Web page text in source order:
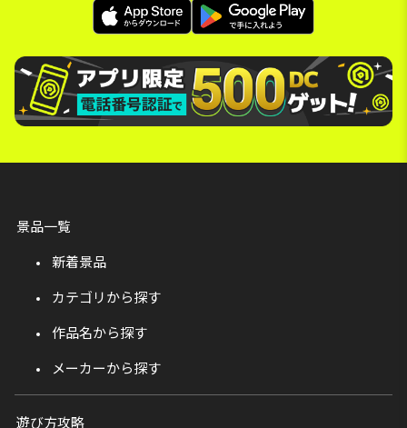
景品一覧
新着景品
カテゴリから探す
作品名から探す
メーカーから探す
遊び方攻略